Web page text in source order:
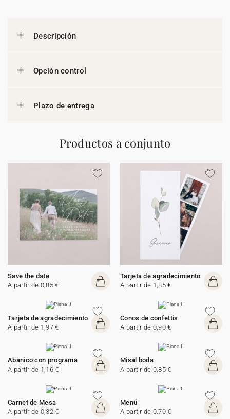
Descripción
Opción control
Plazo de entrega
Productos a conjunto
Save the date
A partir de 0,85 €
Tarjeta de agradecimiento
A partir de 1,85 €
Tarjeta de agradecimiento
A partir de 1,97 €
Conos de confettis
A partir de 0,90 €
Abanico con programa
A partir de 1,16 €
Misal boda
A partir de 0,85 €
Carnet de Mesa
A partir de 0,32 €
Menú
A partir de 0,70 €